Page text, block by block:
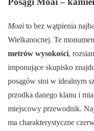
Moai to bez wątpienia
Wielkanocnej. Te
metrów wysokości,
imponujące skupisko
posągów stoi w idealnym
przodka danego klanu i
miejscowy przewodnik.
ma charakterystyczne